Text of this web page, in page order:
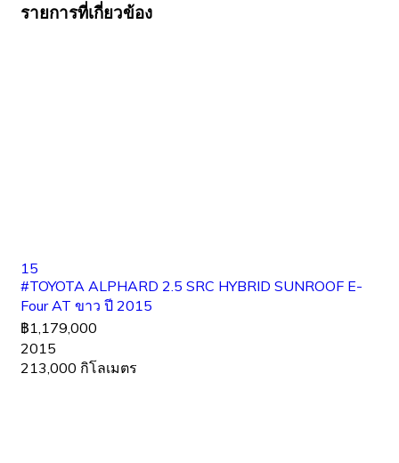
รายการที่เกี่ยวข้อง
15
#TOYOTA ALPHARD 2.5 SRC HYBRID SUNROOF E-
Four AT ขาว ปี 2015
฿1,179,000
2015
213,000 กิโลเมตร